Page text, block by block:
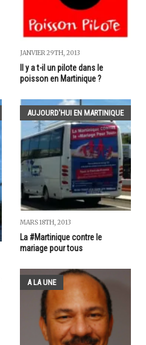
JANVIER 29TH, 2013
Il y a t-il un pilote dans le
poisson en Martinique ?
AUJOURD'HUI EN MARTINIQUE
MARS 18TH, 2013
La #Martinique contre le
mariage pour tous
A LA UNE